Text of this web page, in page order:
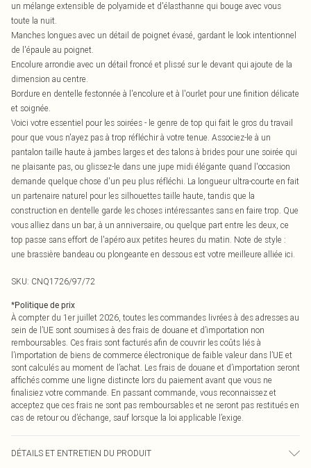
un mélange extensible de polyamide et d'élasthanne qui bouge avec vous
toute la nuit.
Manches longues avec un détail de poignet évasé, gardant le look intentionnel
de l'épaule au poignet.
Encolure arrondie avec un détail froncé et plissé sur le devant qui ajoute de la
dimension au centre.
Bordure en dentelle festonnée à l'encolure et à l'ourlet pour une finition délicate
et soignée.
Voici votre essentiel pour les soirées - le genre de top qui fait le gros du travail
pour que vous n'ayez pas à trop réfléchir à votre tenue. Associez-le à un
pantalon taille haute à jambes larges et des talons à brides pour une soirée qui
ne plaisante pas, ou glissez-le dans une jupe midi élégante quand l'occasion
demande quelque chose d'un peu plus réfléchi. La longueur ultra-courte en fait
un partenaire naturel pour les silhouettes taille haute, tandis que la
construction en dentelle garde les choses intéressantes sans en faire trop. Que
vous alliez dans un bar, à un anniversaire, ou quelque part entre les deux, ce
top passe sans effort de l'apéro aux petites heures du matin. Note de style :
une brassière bandeau ou plongeante en dessous est votre meilleure alliée ici.
SKU: CNQ1726/97/72
*Politique de prix
À compter du 1er juillet 2026, toutes les commandes livrées à des adresses au
sein de l’UE sont soumises à des frais de douane et d’importation non
remboursables. Ces frais sont facturés afin de couvrir les coûts liés à
l’importation de biens de commerce électronique de faible valeur dans l’UE et
sont calculés au moment de l’achat. Les frais de douane et d’importation seront
affichés comme une ligne distincte lors du paiement avant que vous ne
finalisiez votre commande. En passant commande, vous reconnaissez et
acceptez que ces frais ne sont pas remboursables et ne seront pas restitués en
cas de retour ou d’échange, sauf lorsque la loi applicable l’exige.
DÉTAILS ET ENTRETIEN DU PRODUIT